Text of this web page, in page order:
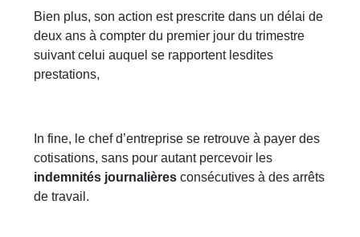
Bien plus, son action est prescrite dans un délai de
deux ans à compter du premier jour du trimestre
suivant celui auquel se rapportent lesdites
prestations,
In fine, le chef d’entreprise se retrouve à payer des
cotisations, sans pour autant percevoir les
indemnités journalières consécutives à des arrêts
de travail.